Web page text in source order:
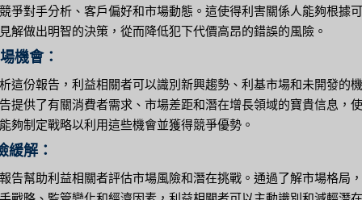
爭對手分析、客戶偏好和市場動態。這使得利害關係人能夠根據
解做出明智的決策，從而降低犯下代價高昂的錯誤的風險。
機會：
這份報告，利益相關者可以識別新興趨勢、利基市場和未開發的
提供了有關消費者需求、市場差距和潛在增長領域的寶貴信息，
夠制定戰略以利用這些機會並獲得競爭優勢。
緩解：
告幫助利益相關者評估市場風險和潛在挑戰。通過了解市場格局